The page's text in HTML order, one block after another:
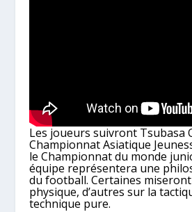
Les joueurs suivront Tsubasa
Championnat Asiatique
le Championnat du monde
équipe représentera une
du football. Certaines
physique, d’autres sur la
technique pure.